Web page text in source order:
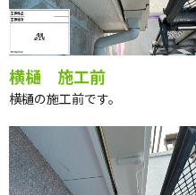
横樋 施工前
横樋の施工前です。